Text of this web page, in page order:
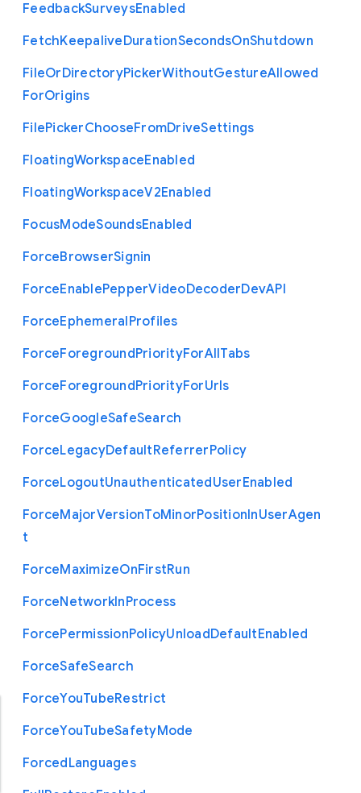
FeedbackSurveysEnabled
FetchKeepaliveDurationSecondsOnShutdown
FileOrDirectoryPickerWithoutGestureAllowed
ForOrigins
FilePickerChooseFromDriveSettings
FloatingWorkspaceEnabled
FloatingWorkspaceV2Enabled
FocusModeSoundsEnabled
ForceBrowserSignin
ForceEnablePepperVideoDecoderDevAPI
ForceEphemeralProfiles
ForceForegroundPriorityForAllTabs
ForceForegroundPriorityForUrls
ForceGoogleSafeSearch
ForceLegacyDefaultReferrerPolicy
ForceLogoutUnauthenticatedUserEnabled
ForceMajorVersionToMinorPositionInUserAgen
t
ForceMaximizeOnFirstRun
ForceNetworkInProcess
ForcePermissionPolicyUnloadDefaultEnabled
ForceSafeSearch
ForceYouTubeRestrict
ForceYouTubeSafetyMode
ForcedLanguages